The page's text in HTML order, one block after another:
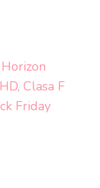
Clasa F
Friday